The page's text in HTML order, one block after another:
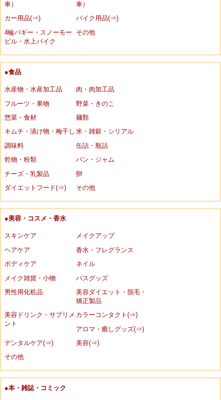
車）
車）
カー用品(⇒)
バイク用品(⇒)
4輪バギー・スノーモー
ビル・水上バイク
その他
●食品
水産物・水産加工品
肉・肉加工品
フルーツ・果物
野菜・きのこ
惣菜・食材
麺類
キムチ・漬け物・梅干し 米・雑穀・シリアル
調味料
缶詰・瓶詰
乾物・粉類
パン・ジャム
チーズ・乳製品
卵
ダイエットフード(⇒)
その他
●美容・コスメ・香水
スキンケア
メイクアップ
ヘアケア
香水・フレグランス
ボディケア
ネイル
メイク雑貨・小物
バスグッズ
男性用化粧品
美容ダイエット・脱毛・
矯正製品
美容ドリンク・サプリメ
ント
カラーコンタクト(⇒)
アロマ・癒しグッズ(⇒)
デンタルケア(⇒)
美容(⇒)
その他
●本・雑誌・コミック